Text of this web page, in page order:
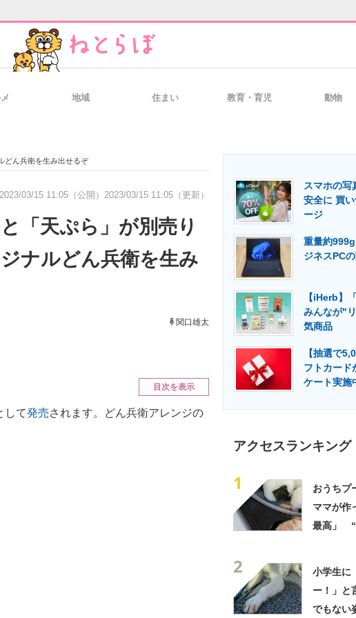
経営リーダーのコミュニティ マーケ
IT製品の技術・比較・事例 製造業のIT導入・活用を支援
エネルギーの専門メディア 建設×テ
地域 住まい 教育・育児 動物
どん兵衛を生み出せるぞ
2023/03/15 11:05（公開） 2023/03/15 11:05（更新）
「天ぷら」が別売り
ナルどん兵衛を生み
関口雄太
目次を表示
して発売されます。どん兵衛アレンジの
スマホの写
安全に 買
ージ
重量約
ジネスPC
【iHerb】
みんなが"
気商品
【抽選で
フトカード
ケート実施
アクセスランキング
1
おうちプ
ママが
最高」 “
2
小学生に
ー！」と
でもない